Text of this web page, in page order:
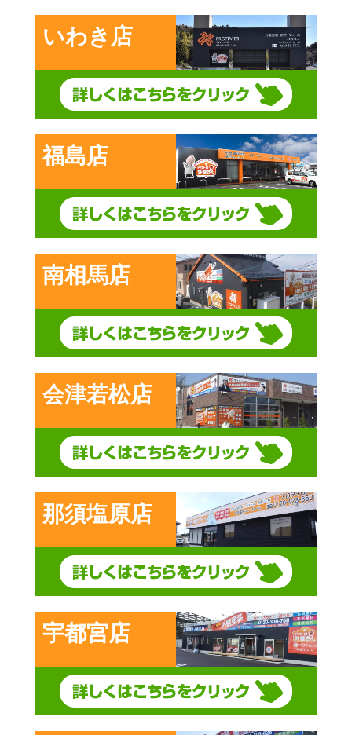
いわき店
福島店
南相馬店
会津若松店
那須塩原店
宇都宮店